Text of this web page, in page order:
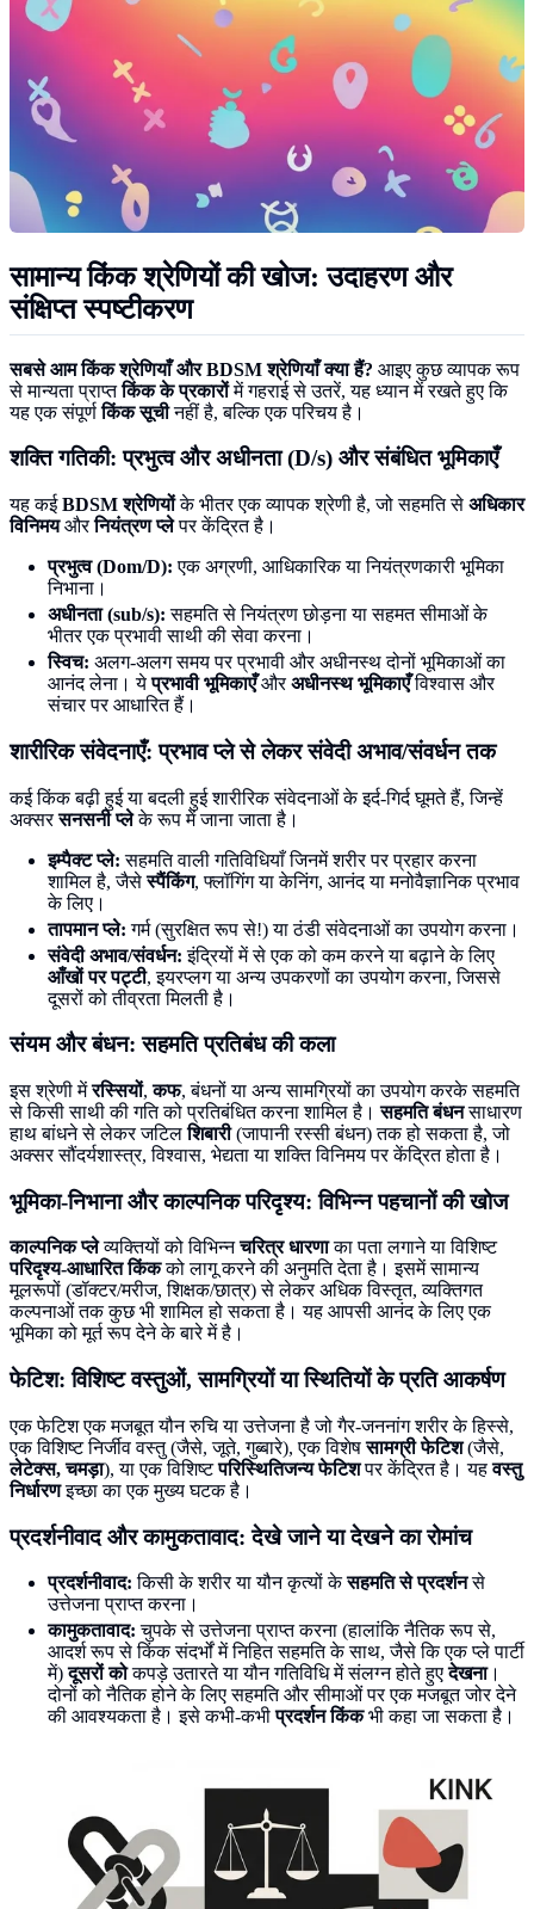
सामान्य किंक श्रेणियों की खोज: उदाहरण और
संक्षिप्त स्पष्टीकरण
सबसे आम किंक श्रेणियाँ और BDSM श्रेणियाँ क्या हैं? आइए कुछ व्यापक रूप
से मान्यता प्राप्तकिंक के प्रकारोंमें गहराई से उतरें, यह ध्यान में रखते हुए कि
यह एक संपूर्णकिंक सूचीनहीं है, बल्कि एक परिचय है।
शक्ति गतिकी: प्रभुत्व और अधीनता (D/s) और संबंधित भूमिकाएँ
यह कईBDSM श्रेणियोंके भीतर एक व्यापक श्रेणी है, जो सहमति से अधिकार
विनिमयऔरनियंत्रण प्लेपर केंद्रित है।
प्रभुत्व (Dom/D): एक अग्रणी, आधिकारिक या नियंत्रणकारी भूमिका
निभाना।
अधीनता (sub/s): सहमति से नियंत्रण छोड़ना या सहमत सीमाओं के
भीतर एक प्रभावी साथी की सेवा करना।
स्विच: अलग-अलग समय पर प्रभावी और अधीनस्थ दोनों भूमिकाओं का
आनंद लेना। येप्रभावी भूमिकाएँऔरअधीनस्थ भूमिकाएँविश्वास और
संचार पर आधारित हैं।
शारीरिक संवेदनाएँ: प्रभाव प्ले से लेकर संवेदी अभाव/संवर्धन तक
कई किंक बढ़ी हुई या बदली हुई शारीरिक संवेदनाओं के इर्द-गिर्द घूमते हैं, जिन्हें
अक्सरसनसनी प्लेके रूप में जाना जाता है।
इम्पैक्ट प्ले: सहमति वाली गतिविधियाँ जिनमें शरीर पर प्रहार करना
शामिल है, जैसेस्पैंकिंग, फ्लॉगिंग या केनिंग, आनंद या मनोवैज्ञानिक प्रभाव
के लिए।
तापमान प्ले: गर्म (सुरक्षित रूप से!) या ठंडी संवेदनाओं का उपयोग करना।
संवेदी अभाव/संवर्धन: इंद्रियों में से एक को कम करने या बढ़ाने के लिए
आँखों पर पट्टी, इयरप्लग या अन्य उपकरणों का उपयोग करना, जिससे
दूसरों को तीव्रता मिलती है।
संयम और बंधन: सहमति प्रतिबंध की कला
इस श्रेणी मेंरस्सियों,कफ, बंधनों या अन्य सामग्रियों का उपयोग करके सहमति
से किसी साथी की गति को प्रतिबंधित करना शामिल है।सहमति बंधनसाधारण
हाथ बांधने से लेकर जटिलशिबारी(जापानी रस्सी बंधन) तक हो सकता है, जो
अक्सर सौंदर्यशास्त्र, विश्वास, भेद्यता या शक्ति विनिमय पर केंद्रित होता है।
भूमिका-निभाना और काल्पनिक परिदृश्य: विभिन्न पहचानों की खोज
काल्पनिक प्लेव्यक्तियों को विभिन्नचरित्र धारणाका पता लगाने या विशिष्ट
परिदृश्य-आधारित किंकको लागू करने की अनुमति देता है। इसमें सामान्य
मूलरूपों (डॉक्टर/मरीज, शिक्षक/छात्र) से लेकर अधिक विस्तृत, व्यक्तिगत
कल्पनाओं तक कुछ भी शामिल हो सकता है। यह आपसी आनंद के लिए एक
भूमिका को मूर्त रूप देने के बारे में है।
फेटिश: विशिष्ट वस्तुओं, सामग्रियों या स्थितियों के प्रति आकर्षण
एक फेटिश एक मजबूत यौन रुचि या उत्तेजना है जो गैर-जननांग शरीर के हिस्से,
एक विशिष्ट निर्जीव वस्तु (जैसे, जूते, गुब्बारे), एक विशेषसामग्री फेटिश(जैसे,
लेटेक्स, चमड़ा), या एक विशिष्टपरिस्थितिजन्य फेटिशपर केंद्रित है। यहवस्तु
निर्धारणइच्छा का एक मुख्य घटक है।
प्रदर्शनीवाद और कामुकतावाद: देखे जाने या देखने का रोमांच
प्रदर्शनीवाद: किसी के शरीर या यौन कृत्यों केसहमति से प्रदर्शनसे
उत्तेजना प्राप्त करना।
कामुकतावाद: चुपके से उत्तेजना प्राप्त करना (हालांकि नैतिक रूप से,
आदर्श रूप से किंक संदर्भों में निहित सहमति के साथ, जैसे कि एक प्ले पार्टी
में)दूसरों कोकपड़े उतारते या यौन गतिविधि में संलग्न होते हुएदेखना।
दोनों को नैतिक होने के लिए सहमति और सीमाओं पर एक मजबूत जोर देने
की आवश्यकता है। इसे कभी-कभीप्रदर्शन किंकभी कहा जा सकता है।